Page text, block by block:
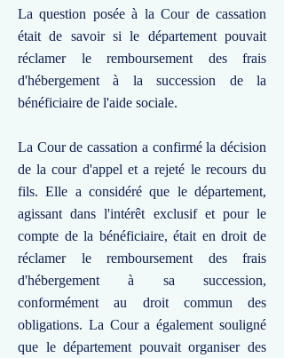
La question posée à la Cour de cassation
était de savoir si le département pouvait
réclamer le remboursement des frais
d'hébergement à la succession de la
bénéficiaire de l'aide sociale.
La Cour de cassation a confirmé la décision
de la cour d'appel et a rejeté le recours du
fils. Elle a considéré que le département,
agissant dans l'intérêt exclusif et pour le
compte de la bénéficiaire, était en droit de
réclamer le remboursement des frais
d'hébergement à sa succession,
conformément au droit commun des
obligations. La Cour a également souligné
que le département pouvait organiser des